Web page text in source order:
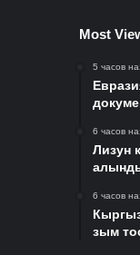
Most
5 часов
6 часов
Лизун
6 часов
зым